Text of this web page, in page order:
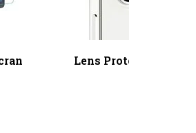
Lens Protectors